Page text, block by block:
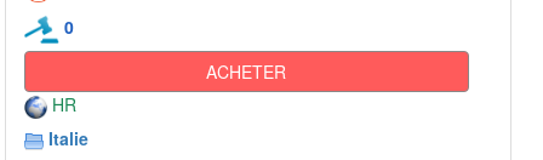
0
ACHETER
HR
Italie